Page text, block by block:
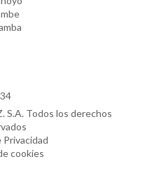
S.A. Todos los derechos
Privacidad
cookies